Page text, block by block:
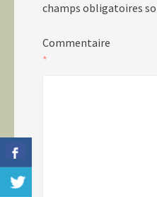
champs obligatoires
Commentaire
*